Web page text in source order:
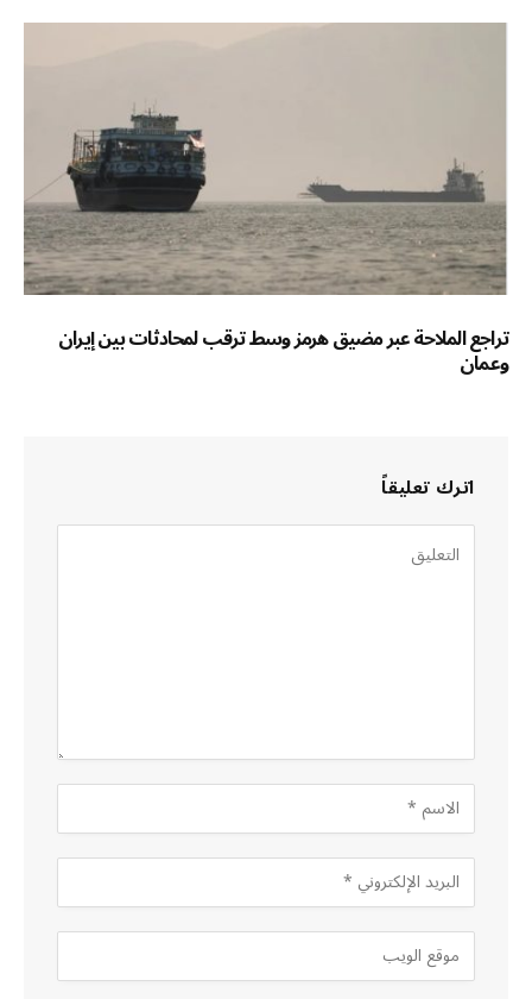
تراجع الملاحة عبر مضيق هرمز وسط ترقب لمحادثات بين إيران
وعمان
اترك تعليقاً